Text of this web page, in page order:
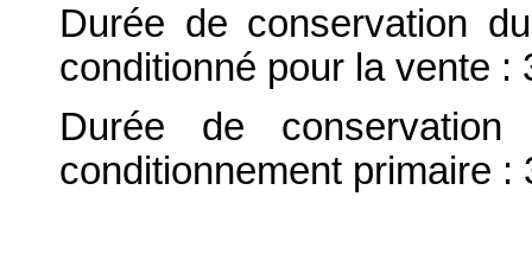
Durée de conservation
conditionné pour la vente :
Durée de
conditionnement primaire :